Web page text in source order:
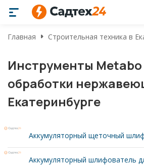
Главная Строительная техника в
Инструменты Metabo
обработки
Екатеринбурге
Аккумуляторный щеточный
Аккумуляторный шлифователь